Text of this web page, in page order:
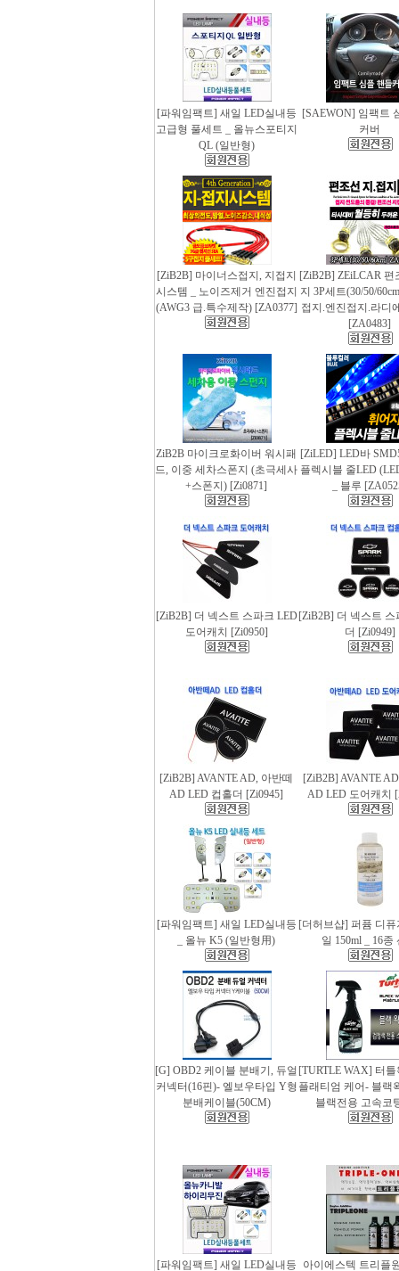
[파워임팩트] 새일 LED실내등
고급형 풀세트 _ 올뉴스포티지
QL (일반형)
[SAEWON] 임팩트
커버
[ZiB2B] 마이너스접지, 지접지
시스템 _ 노이즈제거 엔진접지
(AWG3 급.특수제작) [ZA0377]
[ZiB2B] ZEiLCAR 편
지 3P세트(30/50/
접지.엔진접지.라디
[ZA0483]
ZiB2B 마이크로화이버 워시패
드, 이중 세차스폰지 (초극세사
+스폰지) [Zi0871]
[ZiLED] LED바
플렉시블 줄LED
_ 블루
[ZiB2B] 더 넥스트 스파크 LED
도어캐치 [Zi0950]
[ZiB2B] 더 넥스트 스
더 [Zi0949]
[ZiB2B] AVANTE AD, 아반떼
AD LED 컵홀더 [Zi0945]
[ZiB2B] AVANTE
AD LED 도어캐치
[파워임팩트] 새일 LED실내등
_ 올뉴 K5 (일반형用)
[더허브샵] 퍼퓸 디
일 150ml _ 16종
[G] OBD2 케이블 분배기, 듀얼
커넥터(16핀)- 엘보우타입 Y형
분배케이블(50CM)
[TURTLE WAX] 터
플래티엄 케어- 블랙
블랙전용 고속코
[파워임팩트] 새일 LED실내등 아이에스텍 트리플